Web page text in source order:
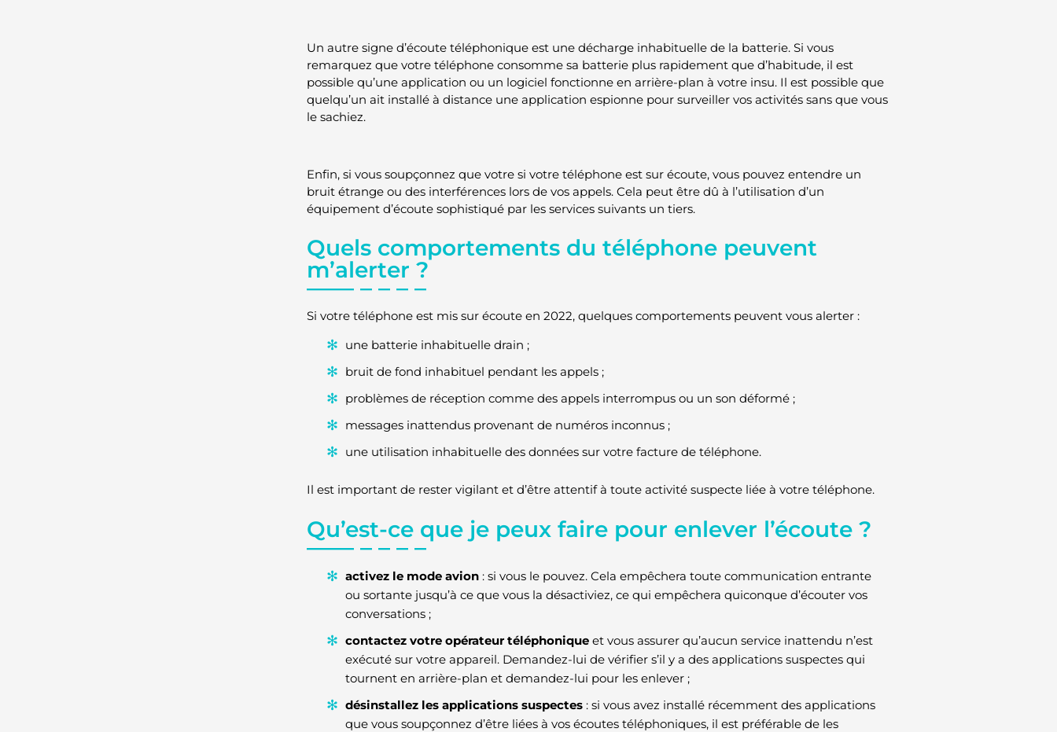
Un autre signe d’écoute téléphonique est une décharge inhabituelle de la batterie. Si vous
remarquez que votre téléphone consomme sa batterie plus rapidement que d’habitude, il est
possible qu’une application ou un logiciel fonctionne en arrière-plan à votre insu. Il est possible que
quelqu’un ait installé à distance une application espionne pour surveiller vos activités sans que vous
le sachiez.
Enfin, si vous soupçonnez que votre si votre téléphone est sur écoute, vous pouvez entendre un
bruit étrange ou des interférences lors de vos appels. Cela peut être dû à l’utilisation d’un
équipement d’écoute sophistiqué par les services suivants un tiers.
Quels comportements du téléphone peuvent
m’alerter ?
Si votre téléphone est mis sur écoute en 2022, quelques comportements peuvent vous alerter :
une batterie inhabituelle drain ;
bruit de fond inhabituel pendant les appels ;
problèmes de réception comme des appels interrompus ou un son déformé ;
messages inattendus provenant de numéros inconnus ;
une utilisation inhabituelle des données sur votre facture de téléphone.
Il est important de rester vigilant et d’être attentif à toute activité suspecte liée à votre téléphone.
Qu’est-ce que je peux faire pour enlever l’écoute ?
activez le mode avion: si vous le pouvez. Cela empêchera toute communication entrante
ou sortante jusqu’à ce que vous la désactiviez, ce qui empêchera quiconque d’écouter vos
conversations ;
contactez votre opérateur téléphoniqueet vous assurer qu’aucun service inattendu n’est
exécuté sur votre appareil. Demandez-lui de vérifier s’il y a des applications suspectes qui
tournent en arrière-plan et demandez-lui pour les enlever ;
désinstallez les applications suspectes: si vous avez installé récemment des applications
que vous soupçonnez d’être liées à vos écoutes téléphoniques, il est préférable de les